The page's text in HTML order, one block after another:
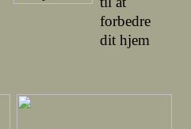
forbedre
dit hjem